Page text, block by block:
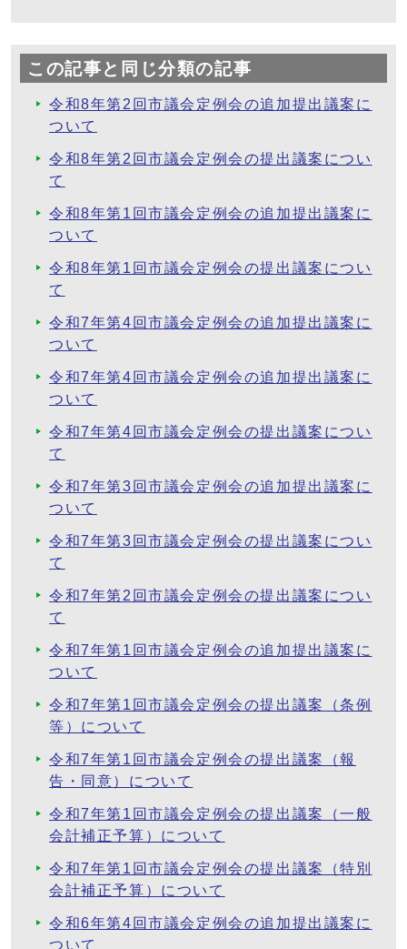
この記事と同じ分類の記事
令和8年第2回市議会定例会の追加提出議案に
ついて
令和8年第2回市議会定例会の提出議案につい
て
令和8年第1回市議会定例会の追加提出議案に
ついて
令和8年第1回市議会定例会の提出議案につい
て
令和7年第4回市議会定例会の追加提出議案に
ついて
令和7年第4回市議会定例会の追加提出議案に
ついて
令和7年第4回市議会定例会の提出議案につい
て
令和7年第3回市議会定例会の追加提出議案に
ついて
令和7年第3回市議会定例会の提出議案につい
て
令和7年第2回市議会定例会の提出議案につい
て
令和7年第1回市議会定例会の追加提出議案に
ついて
令和7年第1回市議会定例会の提出議案（条例
等）について
令和7年第1回市議会定例会の提出議案（報
告・同意）について
令和7年第1回市議会定例会の提出議案（一般
会計補正予算）について
令和7年第1回市議会定例会の提出議案（特別
会計補正予算）について
令和6年第4回市議会定例会の追加提出議案に
ついて